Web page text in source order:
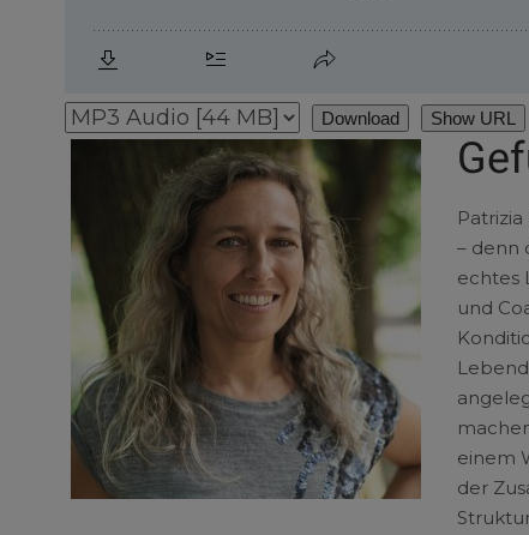
Download Show URL
– denn
echtes
und
einem
der